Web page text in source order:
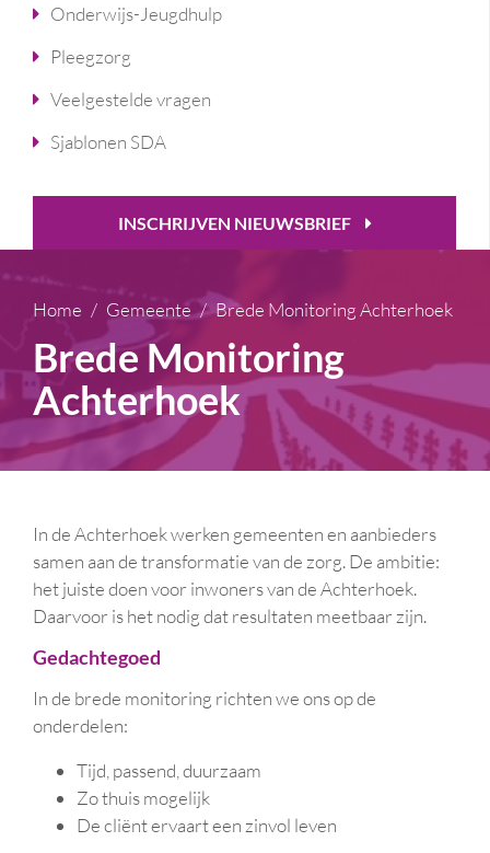
Onderwijs-Jeugdhulp
Pleegzorg
Veelgestelde vragen
Sjablonen SDA
INSCHRIJVEN NIEUWSBRIEF
Home Gemeente Brede Monitoring Achterhoek
Brede Monitoring
Achterhoek
In de Achterhoek werken gemeenten en aanbieders
samen aan de transformatie van de zorg. De ambitie:
het juiste doen voor inwoners van de Achterhoek.
Daarvoor is het nodig dat resultaten meetbaar zijn.
Gedachtegoed
In de brede monitoring richten we ons op de
onderdelen:
Tijd, passend, duurzaam
Zo thuis mogelijk
De cliënt ervaart een zinvol leven